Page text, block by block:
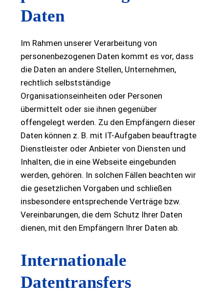
Daten
Im Rahmen unserer Verarbeitung von
personenbezogenen Daten kommt es vor, dass
die Daten an andere Stellen, Unternehmen,
rechtlich selbstständige
Organisationseinheiten oder Personen
übermittelt oder sie ihnen gegenüber
offengelegt werden. Zu den Empfängern dieser
Daten können z. B. mit IT-Aufgaben beauftragte
Dienstleister oder Anbieter von Diensten und
Inhalten, die in eine Webseite eingebunden
werden, gehören. In solchen Fällen beachten wir
die gesetzlichen Vorgaben und schließen
insbesondere entsprechende Verträge bzw.
Vereinbarungen, die dem Schutz Ihrer Daten
dienen, mit den Empfängern Ihrer Daten ab.
Internationale
Datentransfers